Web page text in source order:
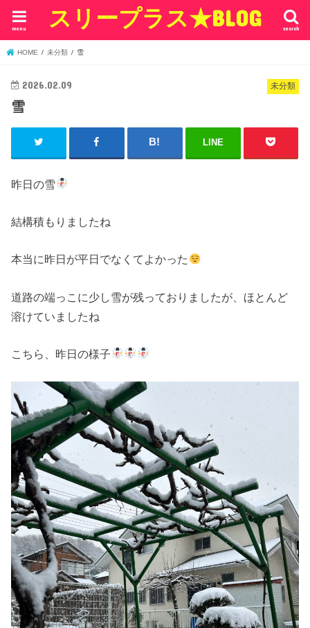
スリープラス★BLOG search
menu
HOME 未分類 雪
未分類
2026.02.09
雪
LINE
昨日の雪
結構積もりましたね
本当に昨日が平日でなくてよかった
道路の端っこに少し雪が残っておりましたが、ほとんど
溶けていましたね
こちら、昨日の様子